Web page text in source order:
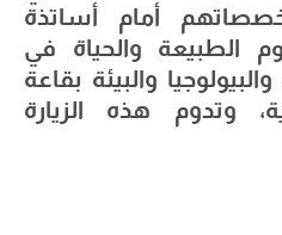
أمام أساتذة
الطبيعة والحياة في
والبيئة بقاعة
وتدوم هذه الزيارة